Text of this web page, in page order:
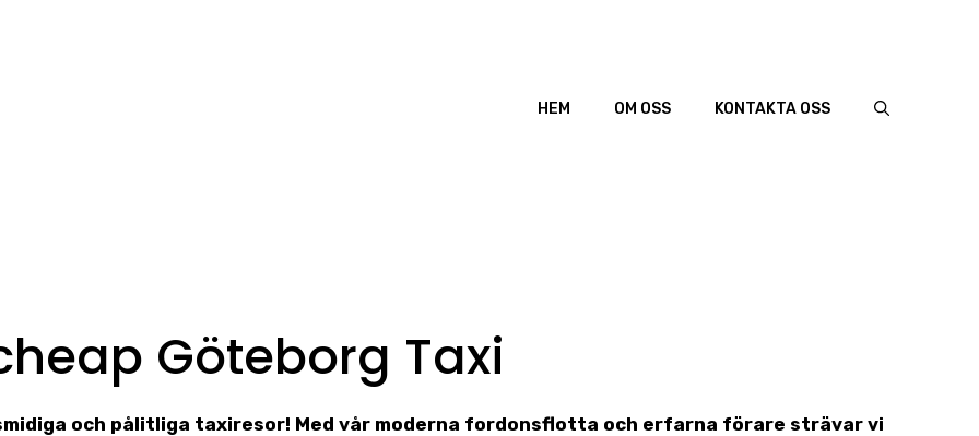
HEM OM OSS KONTAKTA OSS
Göteborg Taxi
och pålitliga taxiresor! Med vår moderna fordonsflotta och erfarna förare strävar vi